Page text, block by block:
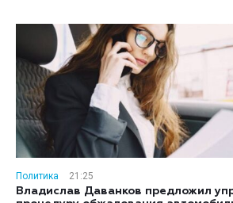
Политика
21:25
Владислав Даванков предложил